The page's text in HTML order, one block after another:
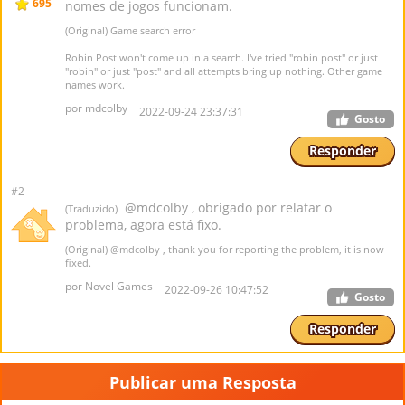
695
nomes de jogos funcionam.
(Original) Game search error
Robin Post won't come up in a search. I've tried "robin post" or just
"robin" or just "post" and all attempts bring up nothing. Other game
names work.
por mdcolby 2022-09-24 23:37:31 Gosto
Responder
#2
(Traduzido) @mdcolby , obrigado por relatar o
problema, agora está fixo.
(Original) @mdcolby , thank you for reporting the problem, it is now
fixed.
por Novel Games 2022-09-26 10:47:52 Gosto
Responder
Publicar uma Resposta